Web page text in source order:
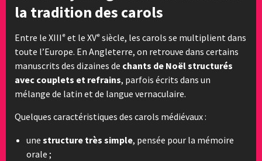
la tradition des carols
Entre le XIIIᵉ et le XVᵉ siècle, les carols se multiplient dans
toute l’Europe. En Angleterre, on retrouve dans certains
manuscrits des dizaines de chants de Noël structurés
avec couplets et refrains, parfois écrits dans un
mélange de latin et de langue vernaculaire.
Quelques caractéristiques des carols médiévaux :
une structure très simple, pensée pour la mémoire
orale ;